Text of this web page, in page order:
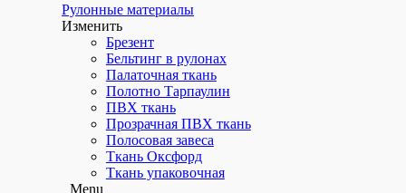
Рулонные материалы
Изменить
Брезент
Бельтинг в рулонах
Палаточная ткань
Полотно Тарпаулин
ПВХ ткань
Прозрачная ПВХ ткань
Полосовая завеса
Ткань Оксфорд
Ткань упаковочная
Menu